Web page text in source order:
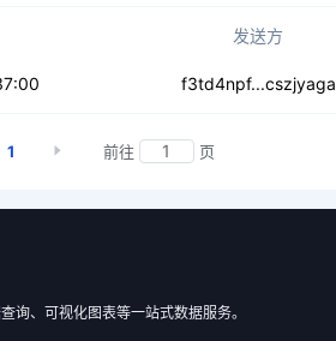
发送方
f3td4npf...cszjyaga
1 前往 页
、可视化图表等一站式数据服务。